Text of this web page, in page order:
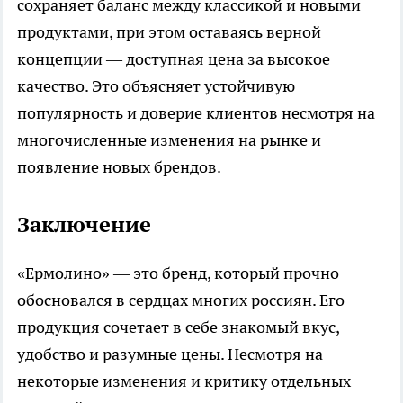
сохраняет баланс между классикой и новыми
продуктами, при этом оставаясь верной
концепции — доступная цена за высокое
качество. Это объясняет устойчивую
популярность и доверие клиентов несмотря на
многочисленные изменения на рынке и
появление новых брендов.
Заключение
«Ермолино» — это бренд, который прочно
обосновался в сердцах многих россиян. Его
продукция сочетает в себе знакомый вкус,
удобство и разумные цены. Несмотря на
некоторые изменения и критику отдельных